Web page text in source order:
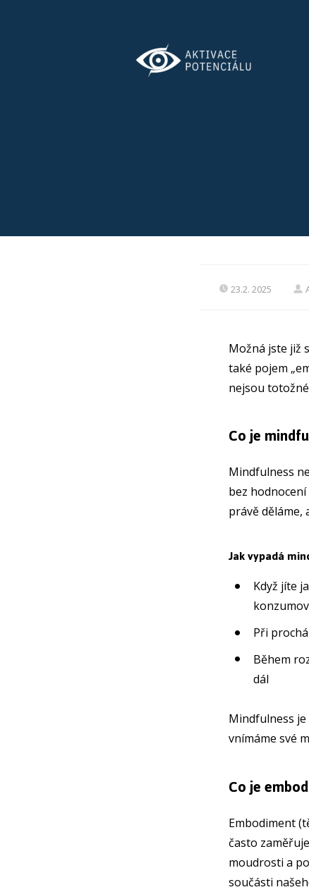
23.2. 2025
Možná jste již
také pojem
nejsou
Co je
Mindfulness
bez
právě děláme,
Jak vypadá
Když jíte
Při
Během
dál
Mindfulness
vnímáme své
Co je
Embodiment
často
moudrosti a
součásti